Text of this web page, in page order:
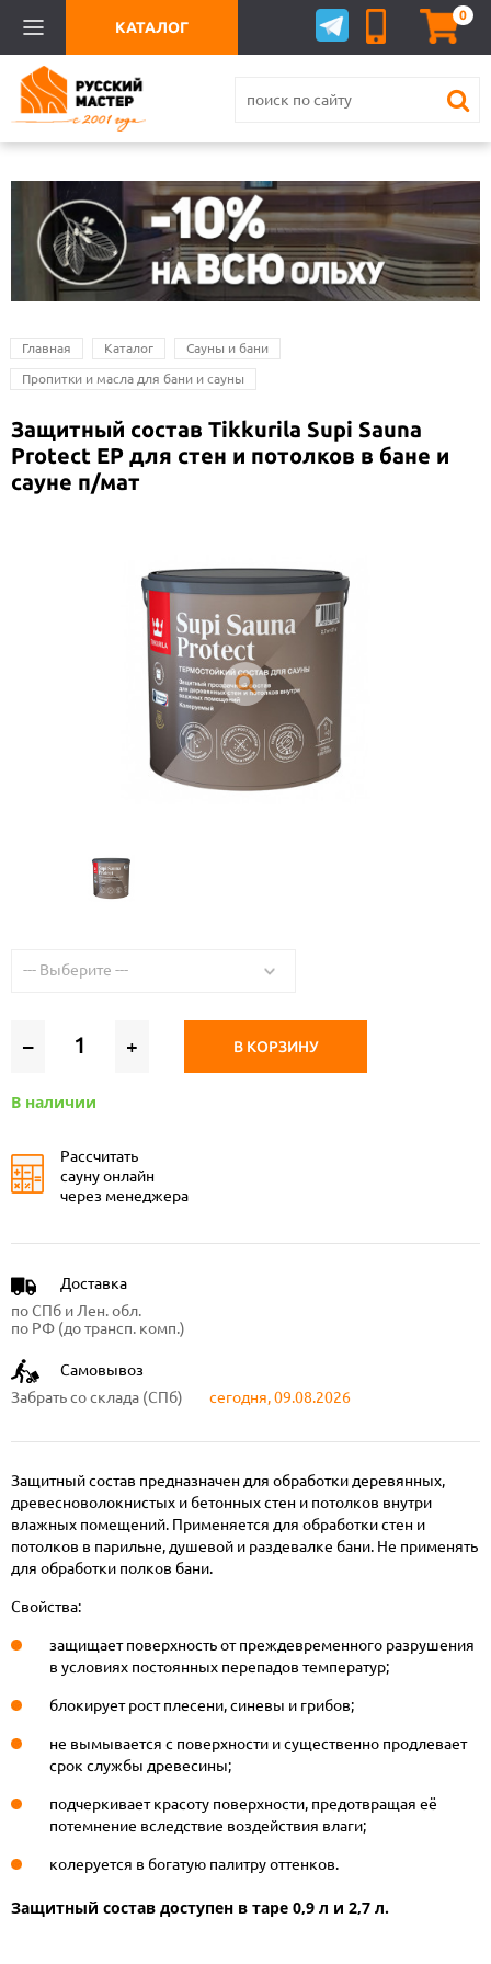
0
КАТАЛОГ
Главная Каталог Сауны и бани
Пропитки и масла для бани и сауны
Защитный состав Tikkurila Supi Sauna
Protect EP для стен и потолков в бане и
сауне п/мат
--- Выберите ---
– + В КОРЗИНУ
В наличии
Рассчитать
сауну онлайн
через менеджера
Доставка
по СПб и Лен. обл.
по РФ (до трансп. комп.)
Самовывоз
Забрать со склада (СПб)
сегодня, 09.08.2026
Защитный состав предназначен для обработки деревянных,
древесноволокнистых и бетонных стен и потолков внутри
влажных помещений. Применяется для обработки стен и
потолков в парильне, душевой и раздевалке бани. Не применять
для обработки полков бани.
Свойства:
защищает поверхность от преждевременного разрушения
в условиях постоянных перепадов температур;
блокирует рост плесени, синевы и грибов;
не вымывается с поверхности и существенно продлевает
срок службы древесины;
подчеркивает красоту поверхности, предотвращая её
потемнение вследствие воздействия влаги;
колеруется в богатую палитру оттенков.
Защитный состав доступен в таре 0,9 л и 2,7 л.